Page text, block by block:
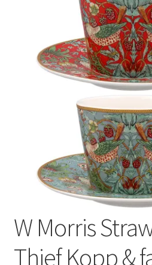
Varumärken
W Morris
Thief Kopp &